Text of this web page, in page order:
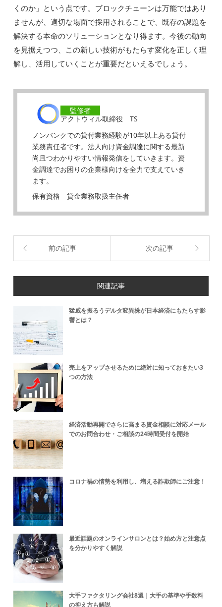
くのか」という点です。ブロックチェーンは万能ではあり
ませんが、適切な場面で採用されることで、既存の課題を
解決する本命のソリューションとなり得ます。今後の動向
を見据えつつ、この新しい技術がもたらす変化を正しく理
解し、活用していくことが重要だといえるでしょう。
監修者
アクトウィル取締役 TS
ノンバンクでの貸付業務経験が10年以上ある貸付
業務責任者です。法人向け資金調達に関する最新
尚且つわかりやすい情報発信をしていきます。資
金調達でお困りの企業様向けを全力で支えていき
ます。
保有資格 貸金業務取扱主任者
前の記事 次の記事
関連記事
猛威を振るうデルタ変異株が日本経済にもたらす影
響とは？
売上をアップさせるために絶対に知っておきたい3
つの方法
経済活動再開でさらに高まる資金相談に対応メール
でのお問合わせ・ご相談の24時間受付を開始
コロナ禍の情勢を利用し、増える詐欺師にご注意！
最近話題のオンラインサロンとは？始め方と注意点
を分かりやすく解説
大手ファクタリング会社8選｜大手の基準や手数料
の抑え方も解説